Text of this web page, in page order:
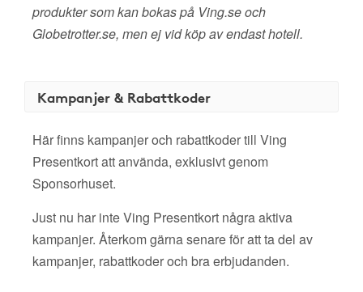
produkter som kan bokas på Ving.se och
Globetrotter.se, men ej vid köp av endast hotell.
Kampanjer & Rabattkoder
Här finns kampanjer och rabattkoder till Ving
Presentkort att använda, exklusivt genom
Sponsorhuset.
Just nu har inte Ving Presentkort några aktiva
kampanjer. Återkom gärna senare för att ta del av
kampanjer, rabattkoder och bra erbjudanden.